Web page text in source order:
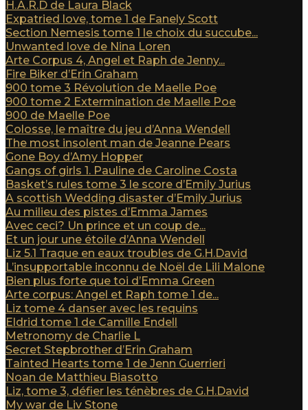
H.A.R.D de Laura Black
Expatried love, tome 1 de Fanely Scott
Section Nemesis tome 1 le choix du succube...
Unwanted love de Nina Loren
Arte Corpus 4, Angel et Raph de Jenny...
Fire Biker d’Erin Graham
900 tome 3 Révolution de Maelle Poe
900 tome 2 Extermination de Maelle Poe
900 de Maelle Poe
Colosse, le maître du jeu d’Anna Wendell
The most insolent man de Jeanne Pears
Gone Boy d’Amy Hopper
Gangs of girls 1. Pauline de Caroline Costa
Basket’s rules tome 3 le score d’Emily Jurius
A scottish Wedding disaster d’Emily Jurius
Au milieu des pistes d’Emma James
Avec ceci? Un prince et un coup de...
Et un jour une étoile d’Anna Wendell
Liz 5.1 Traque en eaux troubles de G.H.David
L’insupportable inconnu de Noël de Lili Malone
Bien plus forte que toi d’Emma Green
Arte corpus: Angel et Raph tome 1 de...
Liz tome 4 danser avec les requins
Eldrid tome 1 de Camille Endell
Metronomy de Charlie L
Secret Stepbrother d’Erin Graham
Tainted Hearts tome 1 de Jenn Guerrieri
Noan de Matthieu Biasotto
Liz, tome 3, défier les ténèbres de G.H.David
My war de Liv Stone